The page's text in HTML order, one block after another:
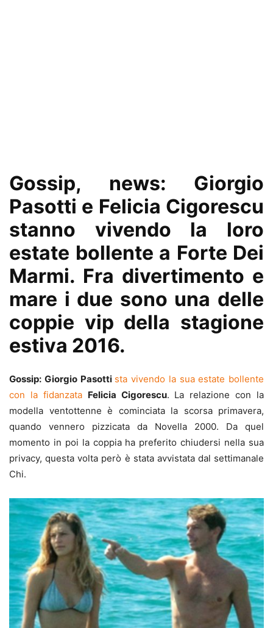
Gossip, news: Giorgio
Pasotti e Felicia Cigorescu
stanno vivendo la loro
estate bollente a Forte Dei
Marmi. Fra divertimento e
mare i due sono una delle
coppie vip della stagione
estiva 2016.
Gossip: Giorgio Pasotti sta vivendo la sua estate bollente
con la fidanzata Felicia Cigorescu. La relazione con la
modella ventottenne è cominciata la scorsa primavera,
quando vennero pizzicata da Novella 2000. Da quel
momento in poi la coppia ha preferito chiudersi nella sua
privacy, questa volta però è stata avvistata dal settimanale
Chi.